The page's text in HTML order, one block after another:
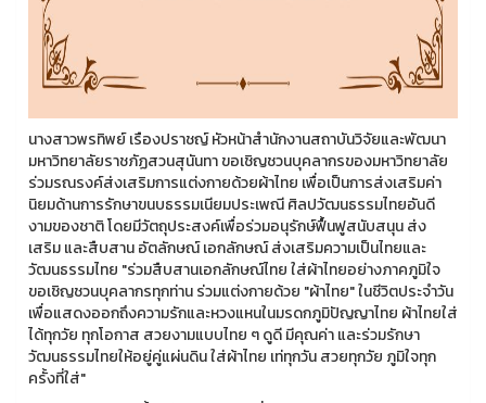
นางสาวพรทิพย์ เรืองปราชญ์ หัวหน้าสำนักงานสถาบันวิจัยและพัฒนา
มหาวิทยาลัยราชภัฏสวนสุนันทา ขอเชิญชวนบุคลากรของมหาวิทยาลัย
ร่วมรณรงค์ส่งเสริมการแต่งกายด้วยผ้าไทย เพื่อเป็นการส่งเสริมค่า
นิยมด้านการรักษาขนบธรรมเนียมประเพณี ศิลปวัฒนธรรมไทยอันดี
งามของชาติ โดยมีวัตถุประสงค์เพื่อร่วมอนุรักษ์ฟื้นฟูสนับสนุน ส่ง
เสริม และสืบสาน อัตลักษณ์ เอกลักษณ์ ส่งเสริมความเป็นไทยและ
วัฒนธรรมไทย "ร่วมสืบสานเอกลักษณ์ไทย ใส่ผ้าไทยอย่างภาคภูมิใจ
ขอเชิญชวนบุคลากรทุกท่าน ร่วมแต่งกายด้วย "ผ้าไทย" ในชีวิตประจำวัน
เพื่อแสดงออกถึงความรักและหวงแหนในมรดกภูมิปัญญาไทย ผ้าไทยใส่
ได้ทุกวัย ทุกโอกาส สวยงามแบบไทย ๆ ดูดี มีคุณค่า และร่วมรักษา
วัฒนธรรมไทยให้อยู่คู่แผ่นดิน ใส่ผ้าไทย เท่ทุกวัน สวยทุกวัย ภูมิใจทุก
ครั้งที่ใส่"